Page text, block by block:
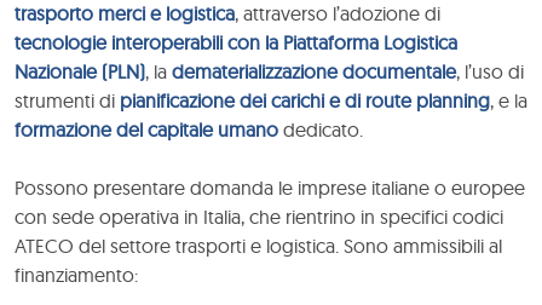
trasporto merci e logistica, attraverso l’adozione di
tecnologie interoperabili con la Piattaforma Logistica
Nazionale (PLN), la dematerializzazione documentale, l’uso di
strumenti di pianificazione dei carichi e di route planning, e la
formazione del capitale umano dedicato.
Possono presentare domanda le imprese italiane o europee
con sede operativa in Italia, che rientrino in specifici codici
ATECO del settore trasporti e logistica. Sono ammissibili al
finanziamento: